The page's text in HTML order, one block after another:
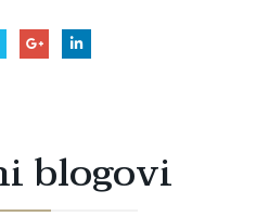
blogovi